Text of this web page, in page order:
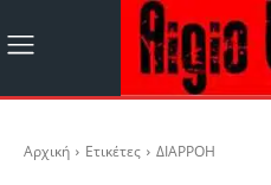
Αρχική Ετικέτες ΔΙΑΡΡΟΗ